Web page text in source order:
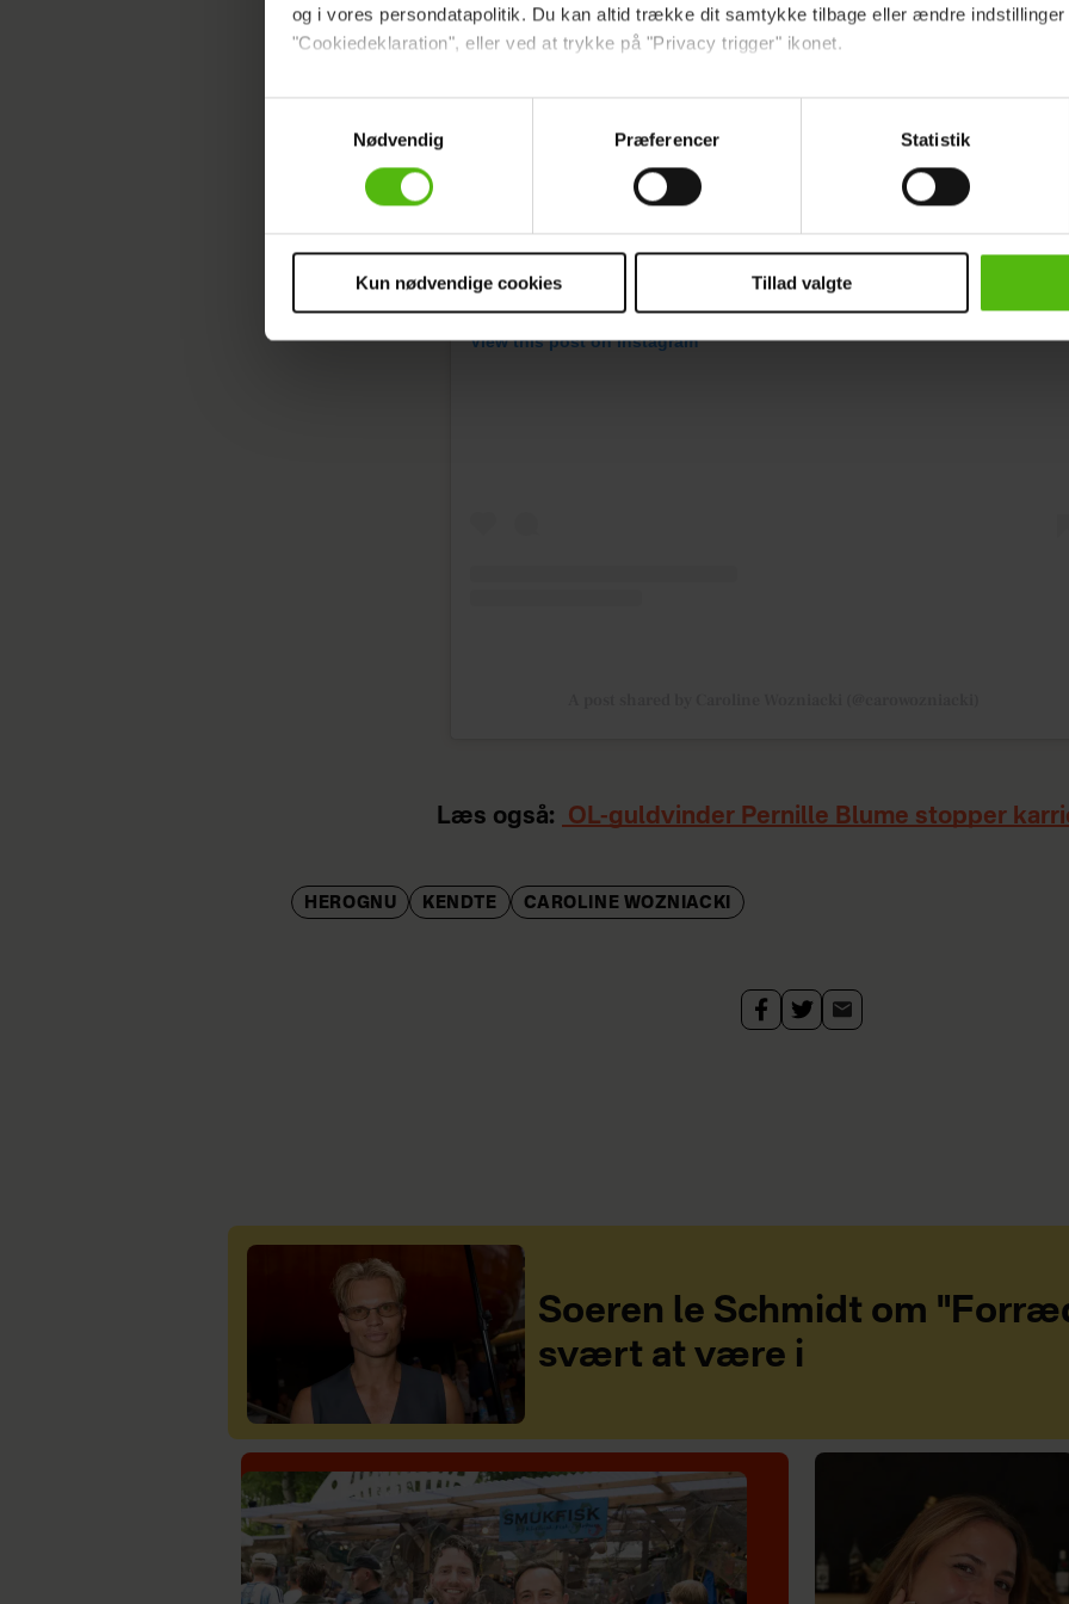
og i vores persondatapolitik. Du kan altid trække dit samtykke tilbage eller ændre indstillinger
"Cookiedeklaration", eller ved at trykke på "Privacy trigger" ikonet.
Dine valg anvendes på hele websitet.
Vi ønsker dit samtykke til at indsamle og bruge data for at kunne levere og finansiere
Vi anvender egne cookies og cookies fra tredjeparter til at at optimere dit besøg på vores
sociale medier.
cookies, samarbejdspartnere og behandling af dine personoplysninger i forbindelse hermed i
Nødvendig
Præferencer Statistik
Kun nødvendige cookies Tillad valgte
View this post on Instagram
Læs også: OL-guldvinder Pernille Blume stopper
HEROGNU KENDTE CAROLINE WOZNIACKI
Soeren le Schmidt om
svært at være i